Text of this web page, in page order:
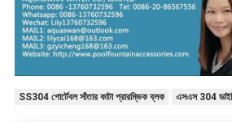
SS304 পোর্টেবল সাঁতার কাটা প্রারম্ভিক ব্লক এসএস 304